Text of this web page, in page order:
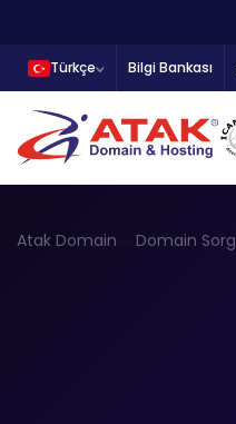
Türkçe Bilgi Bankası
Atak Domain Domain